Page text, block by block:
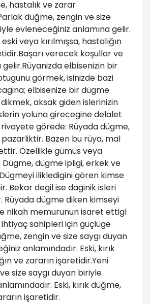
hastalık ve zarar
düğme, zengin ve size
evleneceğiniz anlamına gelir.
veya kırılmışsa, hastalığın
verecek koşullar ve
gelir.Rüyanizda elbisenizin bir
görmek, isinizde bazi
elbisenize bir dügme
aksak giden islerinizin
yoluna girecegine delalet
görede: Rüyada dügme,
Bazen bu rüya, mal
Özellikle gümüs veya
dügme ipligi, erkek ve
ilikledigini gören kimse
Bekar degil ise daginik isleri
dügme diken kimseyi
nikah memurunun isaret ettigl
sahipleri için güçlüge
zengin ve size saygı duyan
anlamındadır. Eski, kırık
ve zararın işaretidir.Yeni
size saygı duyan biriyle
Eski, kırık düğme,
işaretidir.